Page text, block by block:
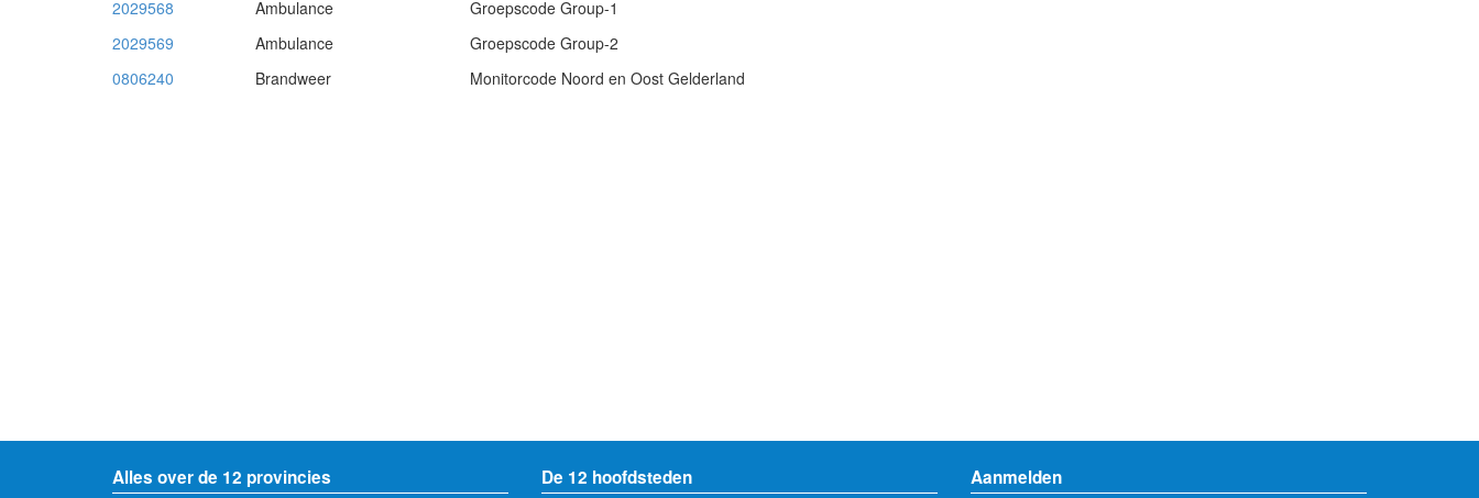
2029568
Ambulance
Groepscode Group-1
2029569
Ambulance
Groepscode Group-2
0806240
Brandweer Monitorcode Noord en Oost Gelderland
Alles over de 12 provincies De 12 hoofdsteden Aanmelden